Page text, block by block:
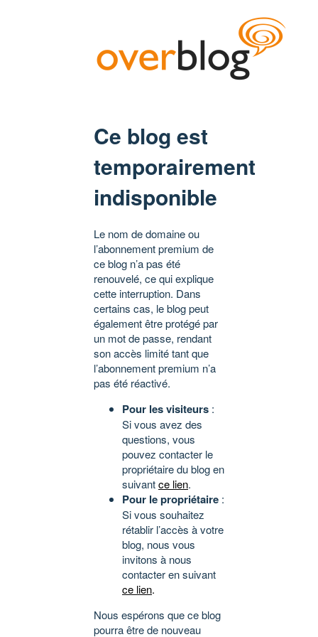
Ce blog est
temporairement
indisponible
Le nom de domaine ou
l’abonnement premium de
ce blog n’a pas été
renouvelé, ce qui explique
cette interruption. Dans
certains cas, le blog peut
également être protégé par
un mot de passe, rendant
son accès limité tant que
l’abonnement premium n’a
pas été réactivé.
Pour les visiteurs :
Si vous avez des
questions, vous
pouvez contacter le
propriétaire du blog en
suivantce lien.
Pour le propriétaire :
Si vous souhaitez
rétablir l’accès à votre
blog, nous vous
invitons à nous
contacter en suivant
ce lien.
Nous espérons que ce blog
pourra être de nouveau